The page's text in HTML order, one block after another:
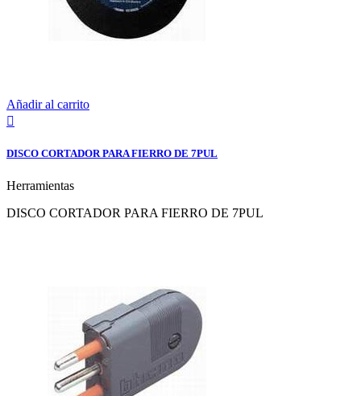
Añadir al carrito

DISCO CORTADOR PARA FIERRO DE 7PUL
Herramientas
DISCO CORTADOR PARA FIERRO DE 7PUL